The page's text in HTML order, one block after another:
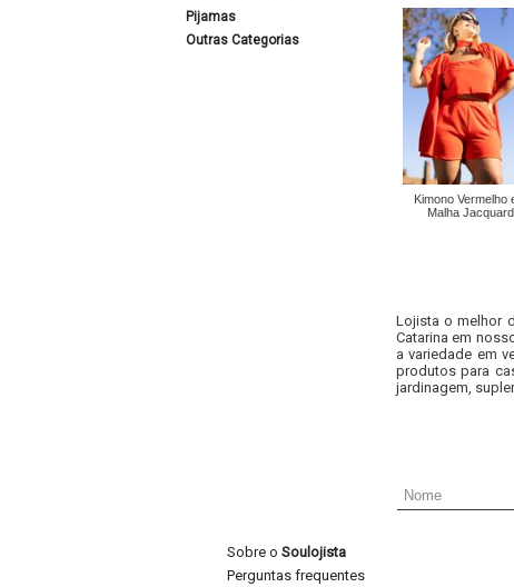
Pijamas
Outras Categorias
Kimono Vermelho
Malha Jacquard
Lojista o melhor
Catarina em
a variedade em
produtos para
jardinagem,
Sobre o Soulojista
Perguntas frequentes